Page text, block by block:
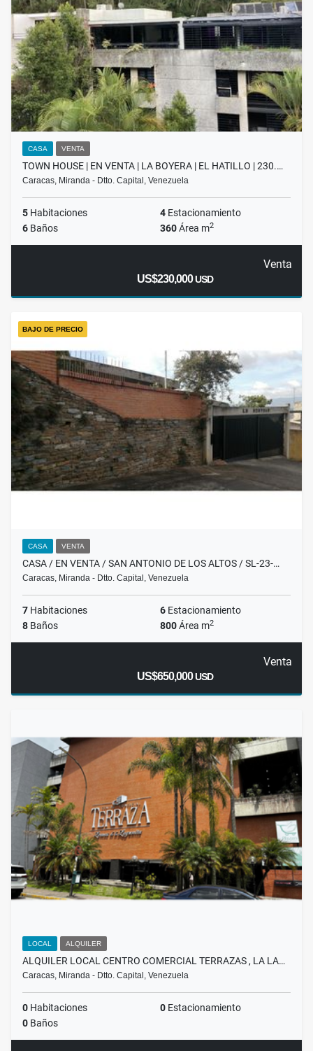
CASA VENTA
TOWN HOUSE | EN VENTA | LA BOYERA | EL HATILLO | 230.…
Caracas, Miranda - Dtto. Capital, Venezuela
5 Habitaciones 4 Estacionamiento
6 Baños 360Área m2
Venta
US$230,000USD
BAJO DE PRECIO
CASA VENTA
CASA / EN VENTA / SAN ANTONIO DE LOS ALTOS / SL-23-…
Caracas, Miranda - Dtto. Capital, Venezuela
7 Habitaciones 6 Estacionamiento
8 Baños 800Área m2
Venta
US$650,000USD
LOCAL ALQUILER
ALQUILER LOCAL CENTRO COMERCIAL TERRAZAS , LA LA…
Caracas, Miranda - Dtto. Capital, Venezuela
0 Habitaciones 0 Estacionamiento
0 Baños